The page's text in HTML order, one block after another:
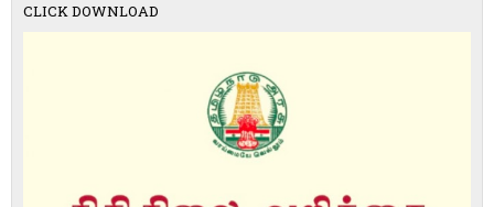
CLICK DOWNLOAD